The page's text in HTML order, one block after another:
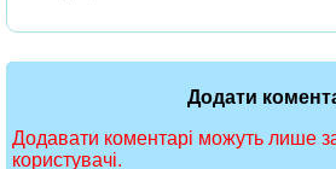
Додати
Додавати коментарі можуть лише
користувачі.